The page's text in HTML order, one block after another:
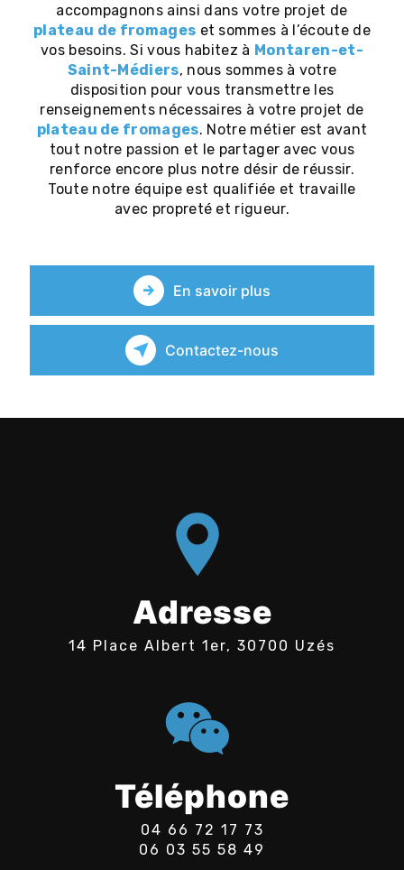
accompagnons ainsi dans votre projet de
plateau de fromages et sommes à l’écoute de
vos besoins. Si vous habitez à Montaren-et-
Saint-Médiers, nous sommes à votre
disposition pour vous transmettre les
renseignements nécessaires à votre projet de
plateau de fromages. Notre métier est avant
tout notre passion et le partager avec vous
renforce encore plus notre désir de réussir.
Toute notre équipe est qualifiée et travaille
avec propreté et rigueur.
En savoir plus
Contactez-nous
Adresse
14 Place Albert 1er, 30700 Uzés
Téléphone
04 66 72 17 73
06 03 55 58 49